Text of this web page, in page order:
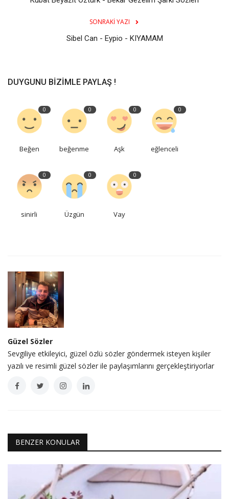
SONRAKI YAZI
Sibel Can - Eypio - KIYAMAM
DUYGUNU BIZIMLE PAYLAŞ !
0
Beğen
0
beğenme
0
Aşk
0
eğlenceli
0
sinirli
0
Üzgün
0
Vay
Güzel Sözler
Sevgiliye etkileyici, güzel özlü sözler göndermek isteyen kişiler
yazılı ve resimli güzel sözler ile paylaşımlarını gerçekleştiriyorlar
BENZER KONULAR